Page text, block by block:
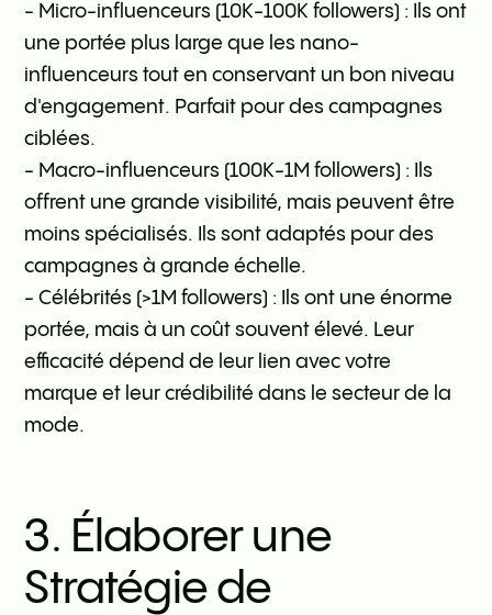
- Micro-influenceurs (10K-100K followers) : Ils ont
une portée plus large que les nano-
influenceurs tout en conservant un bon niveau
d'engagement. Parfait pour des campagnes
ciblées.
- Macro-influenceurs (100K-1M followers) : Ils
offrent une grande visibilité, mais peuvent être
moins spécialisés. Ils sont adaptés pour des
campagnes à grande échelle.
- Célébrités (>1M followers) : Ils ont une énorme
portée, mais à un coût souvent élevé. Leur
efficacité dépend de leur lien avec votre
marque et leur crédibilité dans le secteur de la
mode.
3. Élaborer une
Stratégie de